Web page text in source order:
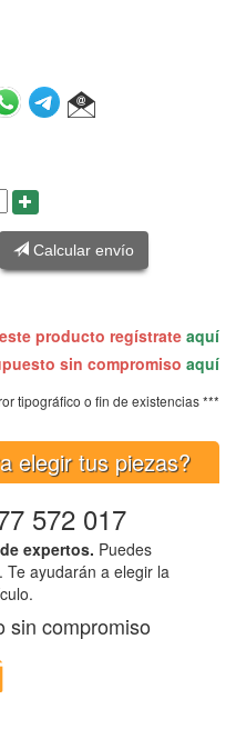
Calcular envío
producto regístrate aquí
sin compromiso aquí
tipográfico o fin de existencias ***
elegir tus piezas?
572 017
expertos. Puedes
ayudarán a elegir la
sin compromiso